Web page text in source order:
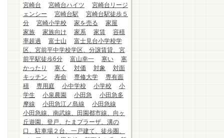
宮崎台
宮崎台ハイツ
宮崎台リージ
ェンシー
宮崎台駅
宮崎台駅徒歩５
分
宮崎小学校 家を売る
家屋
家族
家族向け 家系 家賃
容積
率超過
富士山
富士見台小学校学
区、宮前平中学校学区、分譲賃貸、宮
前平駅徒歩6分
富山幸一 寒い
寒
かったり
寒く 対価 対象
対面
キッチン
寿命 専修大学
専有面
積
専用庭 小中学校 小学校
小
学生
小泉農園 小田急
小田急多
摩線
小田急江ノ島線
小田急線
小田急線、南武線、田園都市線、向ヶ
丘遊園、登戸、たまプラーザ、溝の
口、駐車場２台、一戸建て、徒歩圏、